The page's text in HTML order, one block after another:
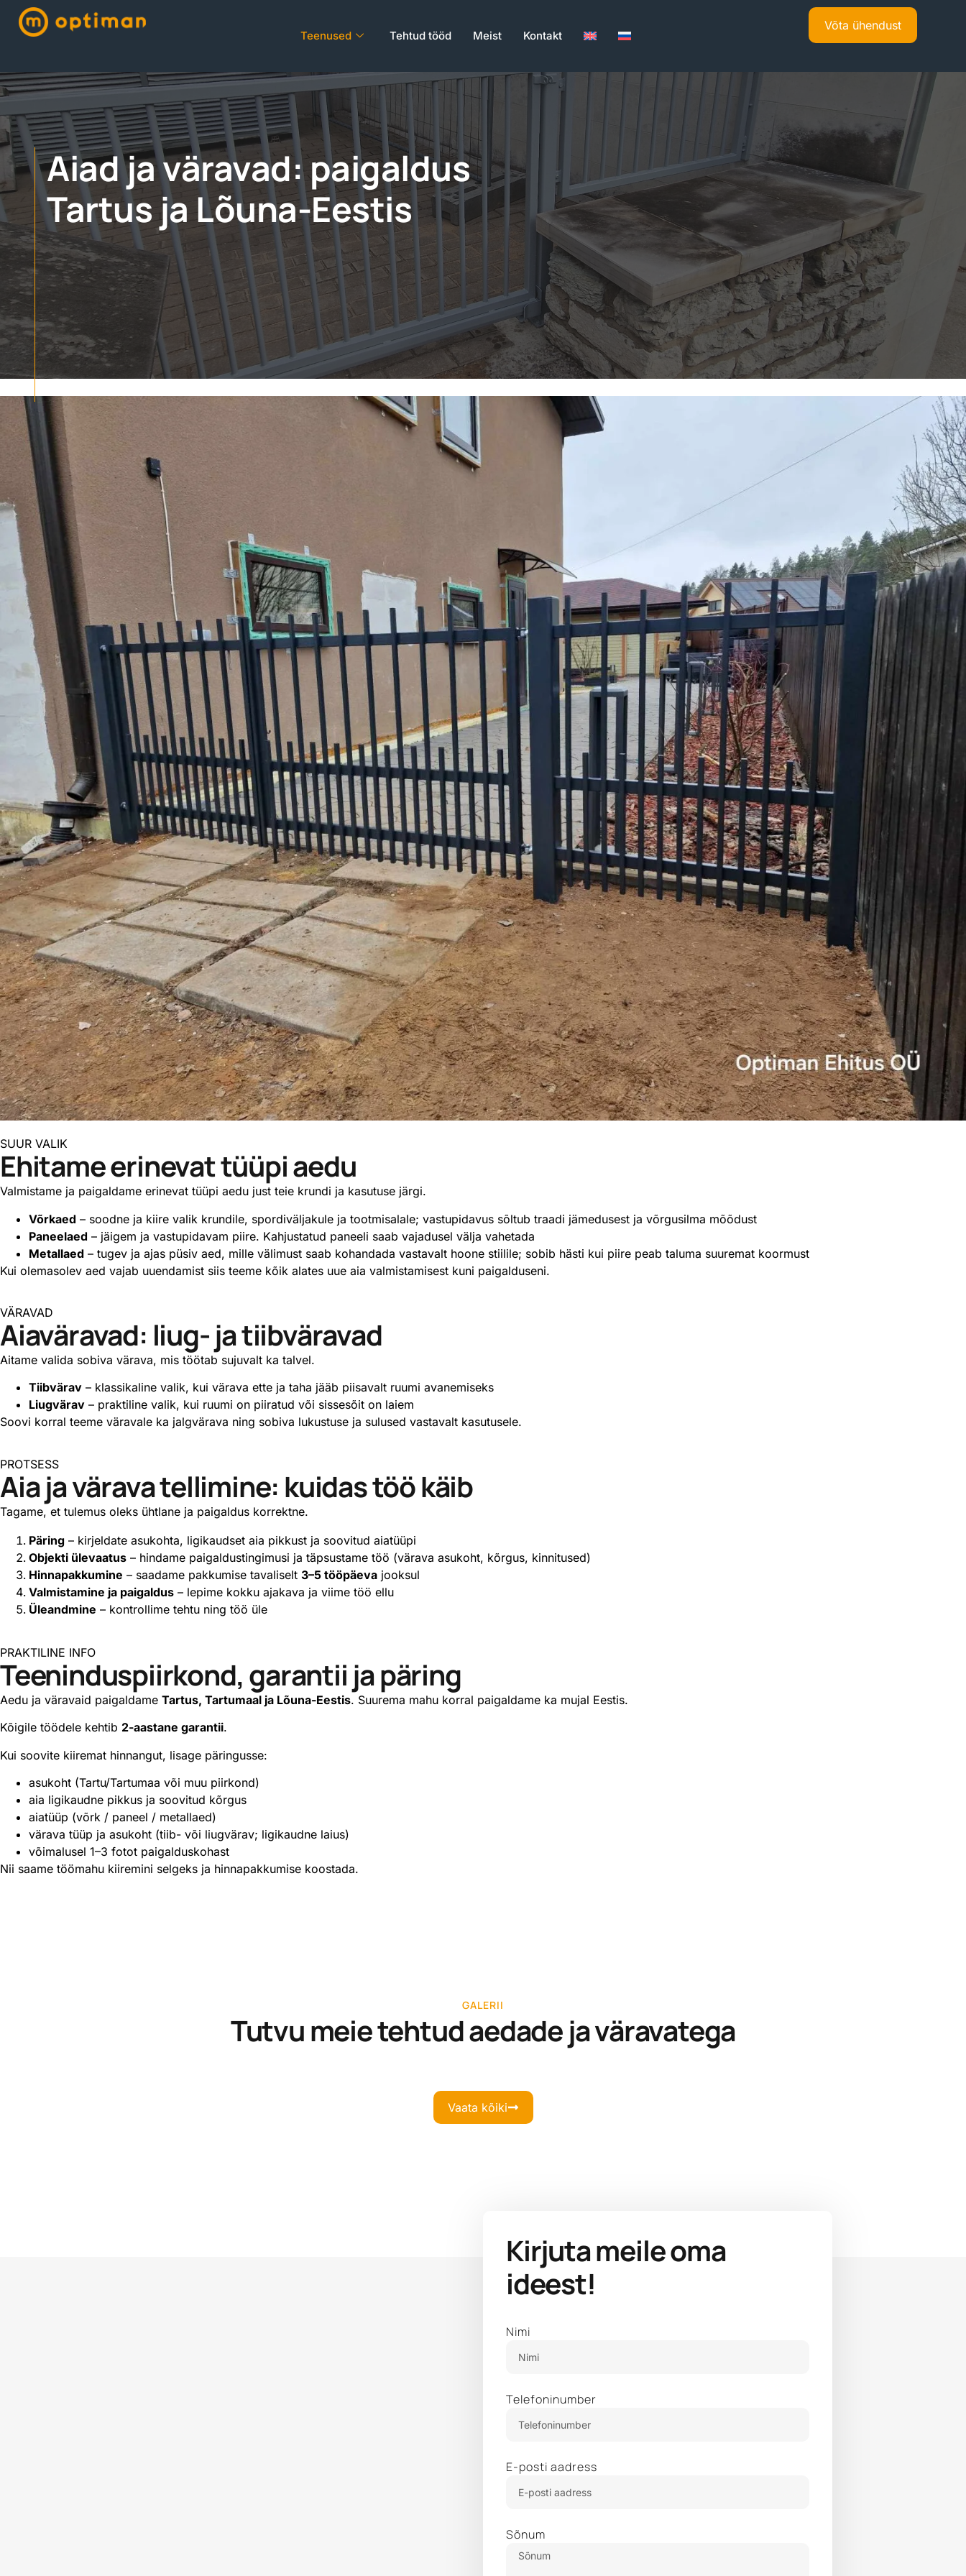
Teenused Tehtud tööd Meist Kontakt
Võta ühendust
Aiad ja väravad: paigaldus
Tartus ja Lõuna-Eestis
SUUR VALIK
Ehitame erinevat tüüpi aedu
Valmistame ja paigaldame erinevat tüüpi aedu just teie krundi ja kasutuse järgi.
Võrkaed – soodne ja kiire valik krundile, spordiväljakule ja tootmisalale; vastupidavus sõltub traadi jämedusest ja võrgusilma mõõdust
Paneelaed – jäigem ja vastupidavam piire. Kahjustatud paneeli saab vajadusel välja vahetada
Metallaed – tugev ja ajas püsiv aed, mille välimust saab kohandada vastavalt hoone stiilile; sobib hästi kui piire peab taluma suuremat koormust
Kui olemasolev aed vajab uuendamist siis teeme kõik alates uue aia valmistamisest kuni paigalduseni.
VÄRAVAD
Aiaväravad: liug- ja tiibväravad
Aitame valida sobiva värava, mis töötab sujuvalt ka talvel.
Tiibvärav – klassikaline valik, kui värava ette ja taha jääb piisavalt ruumi avanemiseks
Liugvärav – praktiline valik, kui ruumi on piiratud või sissesõit on laiem
Soovi korral teeme väravale ka jalgvärava ning sobiva lukustuse ja sulused vastavalt kasutusele.
PROTSESS
Aia ja värava tellimine: kuidas töö käib
Tagame, et tulemus oleks ühtlane ja paigaldus korrektne.
Päring – kirjeldate asukohta, ligikaudset aia pikkust ja soovitud aiatüüpi
Objekti ülevaatus – hindame paigaldustingimusi ja täpsustame töö (värava asukoht, kõrgus, kinnitused)
Hinnapakkumine – saadame pakkumise tavaliselt 3–5 tööpäeva jooksul
Valmistamine ja paigaldus – lepime kokku ajakava ja viime töö ellu
Üleandmine – kontrollime tehtu ning töö üle
PRAKTILINE INFO
Teeninduspiirkond, garantii ja päring
Aedu ja väravaid paigaldame Tartus, Tartumaal ja Lõuna-Eestis. Suurema mahu korral paigaldame ka mujal Eestis.
Kõigile töödele kehtib 2-aastane garantii.
Kui soovite kiiremat hinnangut, lisage päringusse:
asukoht (Tartu/Tartumaa või muu piirkond)
aia ligikaudne pikkus ja soovitud kõrgus
aiatüüp (võrk / paneel / metallaed)
värava tüüp ja asukoht (tiib- või liugvärav; ligikaudne laius)
võimalusel 1–3 fotot paigalduskohast
Nii saame töömahu kiiremini selgeks ja hinnapakkumise koostada.
GALERII
Tutvu meie tehtud aedade ja väravatega
Vaata kõiki
Kirjuta meile oma
ideest!
Nimi
Telefoninumber
E-posti aadress
Sõnum